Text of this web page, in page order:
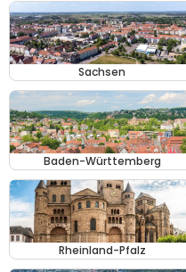
Sachsen
Baden-Württemberg
Rheinland-Pfalz